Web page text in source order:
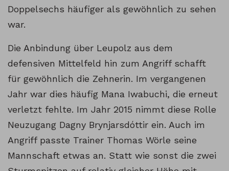
Doppelsechs häufiger als gewöhnlich zu sehen
war.
Die Anbindung über Leupolz aus dem
defensiven Mittelfeld hin zum Angriff schafft
für gewöhnlich die Zehnerin. Im vergangenen
Jahr war dies häufig Mana Iwabuchi, die erneut
verletzt fehlte. Im Jahr 2015 nimmt diese Rolle
Neuzugang Dagny Brynjarsdóttir ein. Auch im
Angriff passte Trainer Thomas Wörle seine
Mannschaft etwas an. Statt wie sonst die zwei